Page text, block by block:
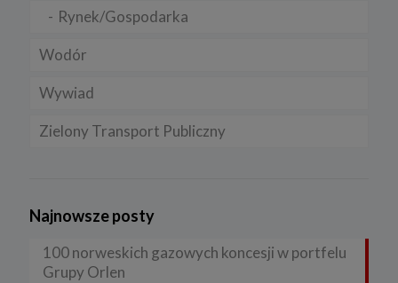
Rynek/Gospodarka
Wodór
Wywiad
Zielony Transport Publiczny
Najnowsze posty
100 norweskich gazowych koncesji w portfelu
Grupy Orlen